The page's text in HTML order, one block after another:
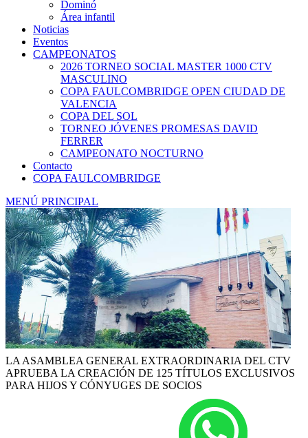
Dominó
Área infantil
Noticias
Eventos
CAMPEONATOS
2026 TORNEO SOCIAL MASTER 1000 CTV
MASCULINO
COPA FAULCOMBRIDGE OPEN CIUDAD DE
VALENCIA
COPA DEL SOL
TORNEO JÓVENES PROMESAS DAVID
FERRER
CAMPEONATO NOCTURNO
Contacto
COPA FAULCOMBRIDGE
MENÚ PRINCIPAL
LA ASAMBLEA GENERAL EXTRAORDINARIA DEL CTV
APRUEBA LA CREACIÓN DE 125 TÍTULOS EXCLUSIVOS
PARA HIJOS Y CÓNYUGES DE SOCIOS